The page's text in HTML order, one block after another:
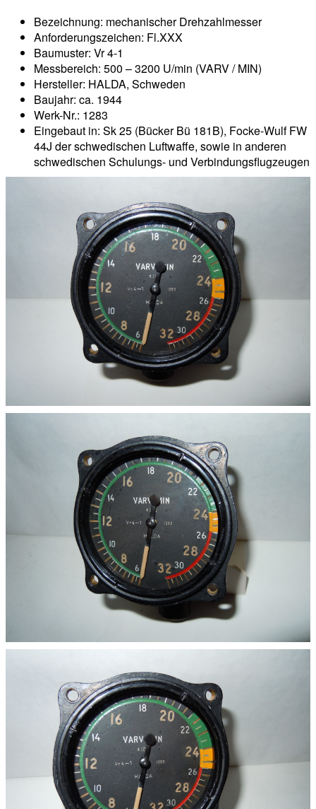
Bezeichnung: mechanischer Drehzahlmesser
Anforderungszeichen: Fl.XXX
Baumuster: Vr 4-1
Messbereich: 500 – 3200 U/min (VARV / MIN)
Hersteller: HALDA, Schweden
Baujahr: ca. 1944
Werk-Nr.: 1283
Eingebaut in: Sk 25 (Bücker Bü 181B), Focke-Wulf FW
44J der schwedischen Luftwaffe, sowie in anderen
schwedischen Schulungs- und Verbindungsflugzeugen